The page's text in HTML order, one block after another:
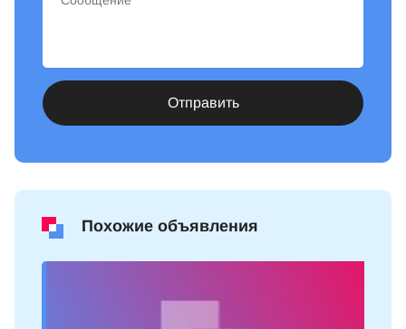
Отправить
Похожие объявления